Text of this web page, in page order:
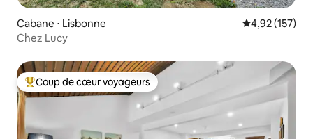
Cabane ⋅ Lisbonne Évaluation
4,92 (157)
Chez Lucy
Coups de cœur voyageurs les plus appréciés
Coup de cœur voyageurs